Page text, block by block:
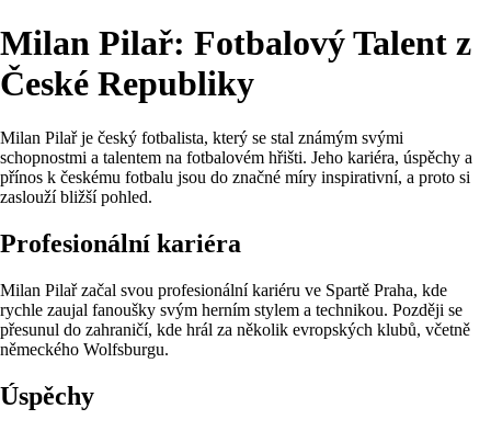
Milan Pilař: Fotbalový Talent z
České Republiky
Milan Pilař je český fotbalista, který se stal známým svými
schopnostmi a talentem na fotbalovém hřišti. Jeho kariéra, úspěchy a
přínos k českému fotbalu jsou do značné míry inspirativní, a proto si
zaslouží bližší pohled.
Profesionální kariéra
Milan Pilař začal svou profesionální kariéru ve Spartě Praha, kde
rychle zaujal fanoušky svým herním stylem a technikou. Později se
přesunul do zahraničí, kde hrál za několik evropských klubů, včetně
německého Wolfsburgu.
Úspěchy